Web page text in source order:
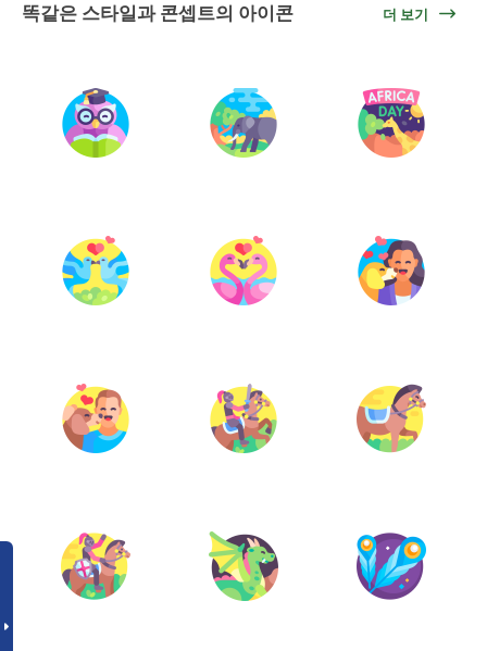
똑같은 스타일과 콘셉트의 아이콘 더 보기